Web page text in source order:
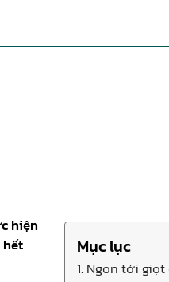
Mục lục
1. Ngon tới
hiện
hết